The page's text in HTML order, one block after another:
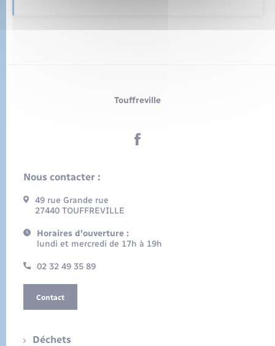
Touffreville
Nous contacter :
49 rue Grande rue
27440 TOUFFREVILLE
Horaires d'ouverture :
lundi et mercredi de 17h à 19h
02 32 49 35 89
Contact
Déchets